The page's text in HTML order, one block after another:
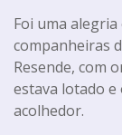
Foi uma
companheiras
Resende, com
estava lotado
acolhedor.